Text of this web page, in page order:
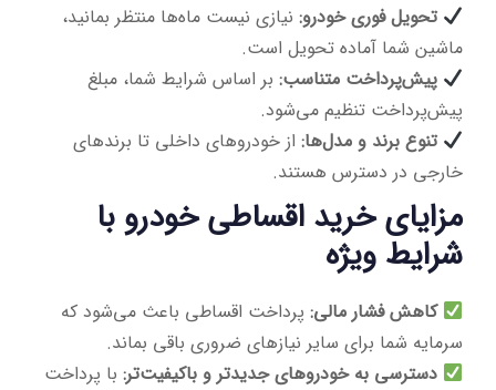
تحویل فوری خودرو: نیازی نیست ماه‌ها منتظر بمانید،
ماشین شما آماده تحویل است.
پیش‌پرداخت متناسب: بر اساس شرایط شما، مبلغ
پیش‌پرداخت تنظیم می‌شود.
تنوع برند و مدل‌ها: از خودروهای داخلی تا برندهای
خارجی در دسترس هستند.
مزایای خرید اقساطی خودرو با
شرایط ویژه
کاهش فشار مالی: پرداخت اقساطی باعث می‌شود که
سرمایه شما برای سایر نیازهای ضروری باقی بماند.
دسترسی به خودروهای جدیدتر و باکیفیت‌تر: با پرداخت